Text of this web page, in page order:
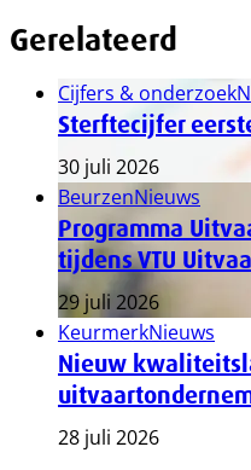
Gerelateerd
Cijfers & onderzoek
Sterftecijfer
30 juli 2026
BeurzenNieuws
Programma
tijdens VTU
29 juli 2026
KeurmerkNieuws
Nieuw
28 juli 2026